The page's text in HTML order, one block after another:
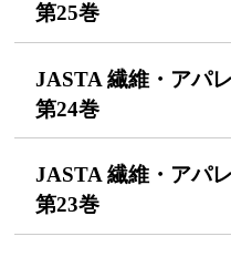
第25巻
JASTA 繊維・アパ
第24巻
JASTA 繊維・アパ
第23巻